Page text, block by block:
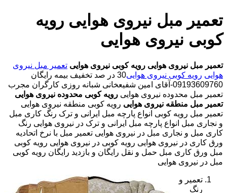
تعمیر مبل نیروی هوایی رویه
کوبی نیروی هوایی
تعمیر مبل نیروی هوایی رویه کوبی نیروی هوایی تعمیر مبل نیروی
هوایی رویه کوبی نیروی هوایی
30 در صد تخفیف بیمه رایگان
09193609760-آقای امین شفیعخانی شبانه روزی کارگران مجرب
تعمیر مبل محدوده نیروی هوایی رویه کوبی محدوده نیروی هوایی
تعمیر مبل منطقه نیروی هوایی رویه کوبی منطقه نیروی هوایی
تعمیر مبل رویه کوبی انواع پارچه مبل ایرانی و ترک رنگ کاری مبل
و نجاری مبل انواع پارچه مبل ایرانی و ترک در نیروی هوایی رنگ
کاری مبل و نجاری مبل در نیروی هوایی تعمیر مبل با نرخ اتحادیه
ورق کاری در نیروی هوایی رویه کوبی در نیروی هوایی رویه کوبی
مبل ورق کاری مبل حمل و نقل رایگان و بازدید رایگان رویه کوبی
مبل در نیروی هوایی
تعمیر و
رنگ